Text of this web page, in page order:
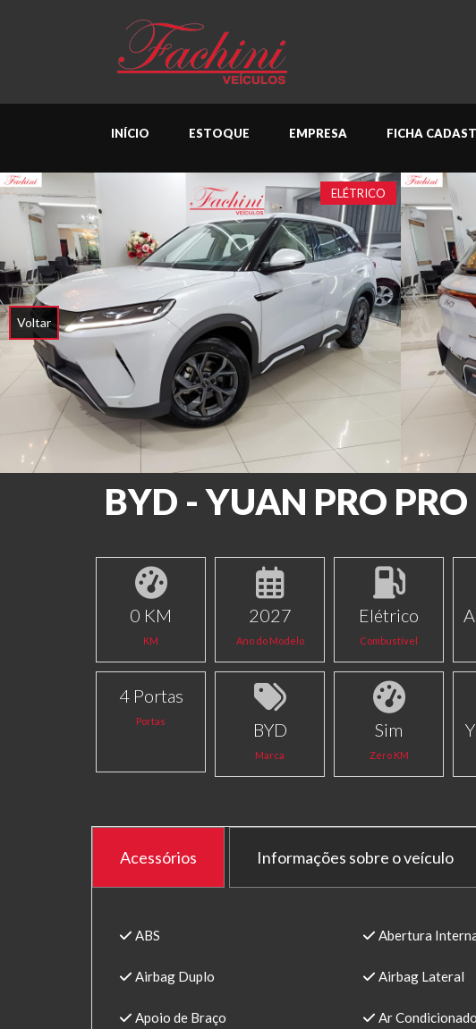
INÍCIO ESTOQUE EMPRESA FICHA
ELÉTRICO
Voltar
BYD - YUAN PRO
0 KM
KM
2027
Ano do Modelo
Elétrico
Combustível
4 Portas
Portas BYD
Marca
Sim
Zero KM
Acessórios Informações sobre o veículo
ABS Abertura
Airbag Duplo Airbag Lateral
Apoio de Braço Ar Condicionado